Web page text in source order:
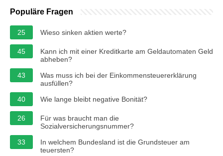
Populäre Fragen
25 Wieso sinken aktien werte?
45
Kann ich mit einer Kreditkarte am Geldautomaten Geld
abheben?
43
Was muss ich bei der Einkommensteuererklärung
ausfüllen?
40
Wie lange bleibt negative Bonität?
26
Für was braucht man die
Sozialversicherungsnummer?
33
In welchem Bundesland ist die Grundsteuer am
teuersten?